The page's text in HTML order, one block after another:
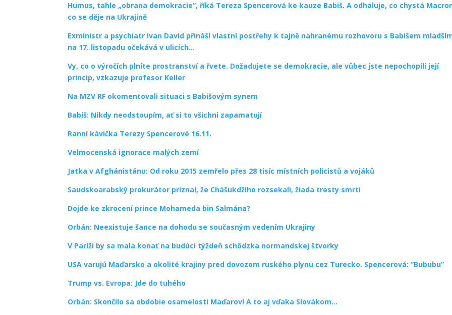
Humus, tahle „obrana demokracie“, říká Tereza Spencerová ke kauze Babiš. A odhaluje, co chystá
co se děje na Ukrajině
Exministr a psychiatr Ivan David přináší vlastní postřehy k tajně nahranému rozhovoru s Babišem
na 17. listopadu očekává v ulicích…
Vy, co o výročích plníte prostranství a řvete. Dožadujete se demokracie, ale vůbec jste nepochopili její
princip, vzkazuje profesor Keller
Na MZV RF okomentovali situaci s Babišovým synem
Babiš: Nikdy neodstoupím, ať si to všichni zapamatují
Ranní kávička Terezy Spencerové 16.11.
Velmocenská ignorace malých zemí
Jatka v Afghánistánu: Od roku 2015 zemřelo přes 28 tisíc místních policistů a vojáků
Saudskoarabský prokurátor priznal, že Chášukdžího rozsekali, žiada tresty smrti
Dojde ke zkrocení prince Mohameda bin Salmána?
Orbán: Neexistuje šance na dohodu se současným vedením Ukrajiny
V Paríži by sa mala konať na budúci týždeň schôdzka normandskej štvorky
USA varujú Maďarsko a okolité krajiny pred dovozom ruského plynu cez Turecko. Spencerová: “Bububu”
Trump vs. Evropa: Jde do tuhého
Orbán: Skončilo sa obdobie osamelosti Maďarov! A to aj vďaka Slovákom…